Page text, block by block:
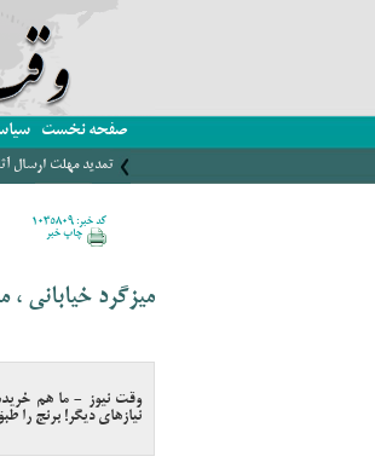
صفحه نخست
تمدید مهلت ارسال
کد خبر: 1035809
چاپ خبر
میزگرد خیابانی
وقت نیوز - ما هم
نیازهای دیگر! برنج را